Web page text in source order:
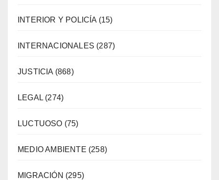
INTERIOR Y POLICÍA (15)
INTERNACIONALES (287)
JUSTICIA (868)
LEGAL (274)
LUCTUOSO (75)
MEDIO AMBIENTE (258)
MIGRACIÓN (295)